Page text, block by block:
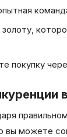
покупку
можете